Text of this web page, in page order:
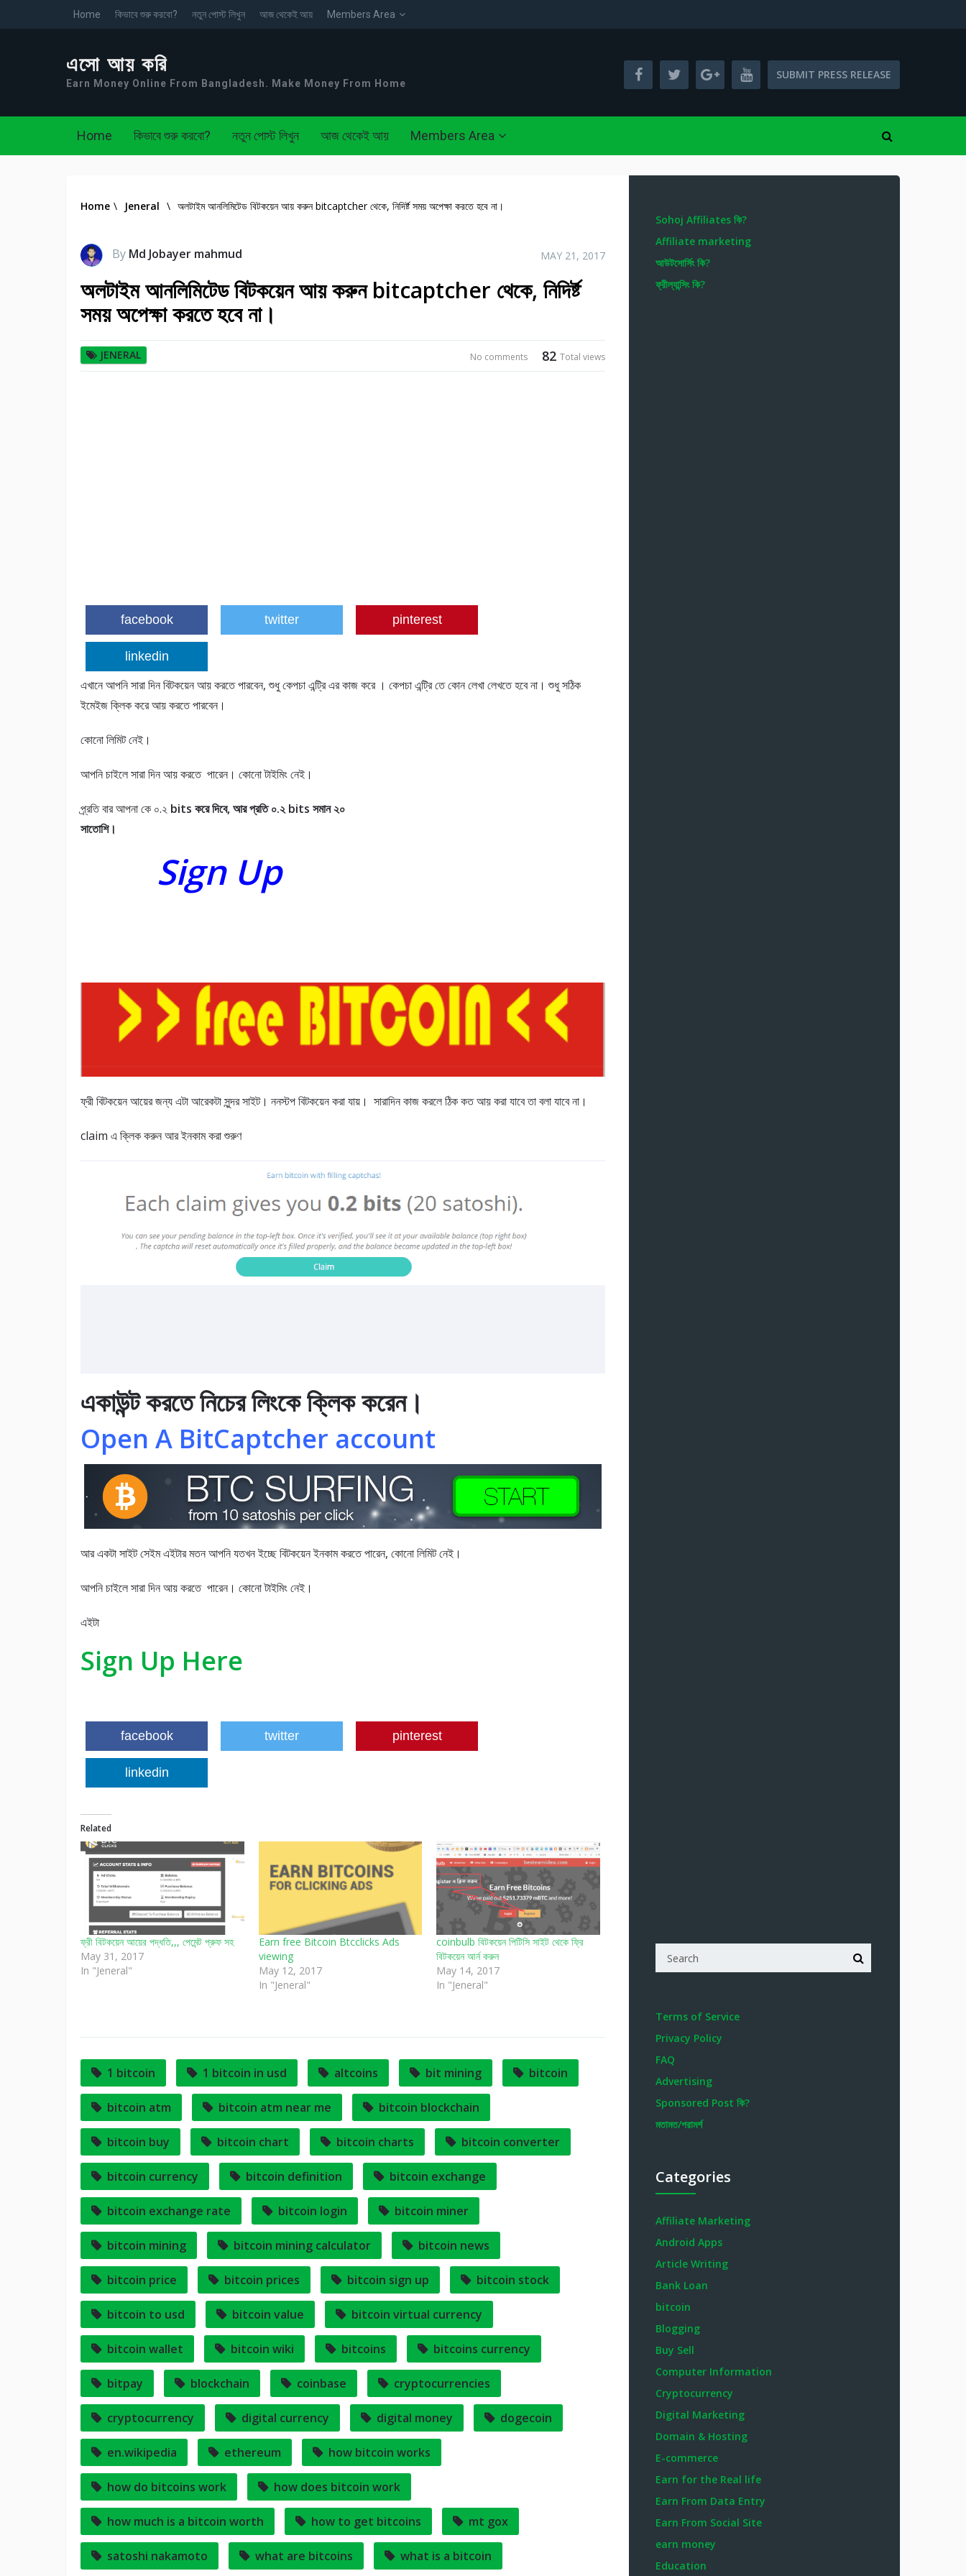
Home কিভাবে শুরু করবো? নতুন পোস্ট লিখুন আজ থেকেই আয় Members Area
এসো আয় করি
Earn Money Online From Bangladesh. Make Money From Home
SUBMIT PRESS RELEASE
Home কিভাবে শুরু করবো? নতুন পোস্ট লিখুন আজ থেকেই আয় Members Area
Home \ Jeneral \ অলটাইম আনলিমিটেড বিটকয়েন আয় করুন bitcaptcher থেকে, নিদির্ষ্ট সময় অপেক্ষা করতে হবে না।
By Md Jobayer mahmud MAY 21, 2017
অলটাইম আনলিমিটেড বিটকয়েন আয় করুন bitcaptcher থেকে, নিদির্ষ্ট
সময় অপেক্ষা করতে হবে না।
JENERAL 82 Total views
No comments
facebook twitter pinterest
linkedin
এখানে আপনি সারা দিন বিটকয়েন আয় করতে পারবেন, শুধু কেপচা এন্ট্রি এর কাজ করে । কেপচা এন্ট্রি তে কোন লেখা লেখতে হবে না। শুধু সঠিক
ইমেইজ ক্লিক করে আয় করতে পারবেন।
কোনো লিমিট নেই।
আপনি চাইলে সারা দিন আয় করতে পারেন। কোনো টাইমিং নেই।
প্র্রতি বার আপনা কে ০.২ bits করে দিবে, আর প্রতি ০.২ bits সমান ২০
সাতোশি।
Sign Up
ফ্রী বিটকয়েন আয়ের জন্য এটা আরেকটা সুন্দর সাইট। ননস্টপ বিটকয়েন করা যায়। সারাদিন কাজ করলে ঠিক কত আয় করা যাবে তা বলা যাবে না।
claim এ ক্লিক করুন আর ইনকাম করা শুরুণ
একাউন্ট করতে নিচের লিংকে ক্লিক করেন।
Open A BitCaptcher account
আর একটা সাইট সেইম এইটার মতন আপনি যতখন ইচ্ছে বিটকয়েন ইনকাম করতে পারেন, কোনো লিমিট নেই।
আপনি চাইলে সারা দিন আয় করতে পারেন। কোনো টাইমিং নেই।
এইটা
Sign Up Here
facebook twitter pinterest
linkedin
Related
ফ্রী বিটকয়েন আয়ের পদ্ধতি,,, পেমেন্ট প্রুফ সহ
May 31, 2017
In "Jeneral"
Earn free Bitcoin Btcclicks Ads
viewing
May 12, 2017
In "Jeneral"
coinbulb বিটকয়েন পিটিসি সাইট থেকে ফ্রি
বিটকয়েন আর্ন করুন
May 14, 2017
In "Jeneral"
1 bitcoin 1 bitcoin in usd altcoins bit mining bitcoin
bitcoin atm bitcoin atm near me bitcoin blockchain
bitcoin buy bitcoin chart bitcoin charts bitcoin converter
bitcoin currency bitcoin definition bitcoin exchange
bitcoin exchange rate bitcoin login bitcoin miner
bitcoin mining bitcoin mining calculator bitcoin news
bitcoin price bitcoin prices bitcoin sign up bitcoin stock
bitcoin to usd bitcoin value bitcoin virtual currency
bitcoin wallet bitcoin wiki bitcoins bitcoins currency
bitpay blockchain coinbase cryptocurrencies
cryptocurrency digital currency digital money dogecoin
en.wikipedia ethereum how bitcoin works
how do bitcoins work how does bitcoin work
how much is a bitcoin worth how to get bitcoins mt gox
satoshi nakamoto what are bitcoins what is a bitcoin
Sohoj Affiliates কি?
Affiliate marketing
আউটসোর্সিং কি?
ফ্রীল্যান্সিং কি?
Terms of Service
Privacy Policy
FAQ
Advertising
Sponsored Post কি?
মতামত/পরামর্শ
Categories
Affiliate Marketing
Android Apps
Article Writing
Bank Loan
bitcoin
Blogging
Buy Sell
Computer Information
Cryptocurrency
Digital Marketing
Domain & Hosting
E-commerce
Earn for the Real life
Earn From Data Entry
Earn From Social Site
earn money
Education